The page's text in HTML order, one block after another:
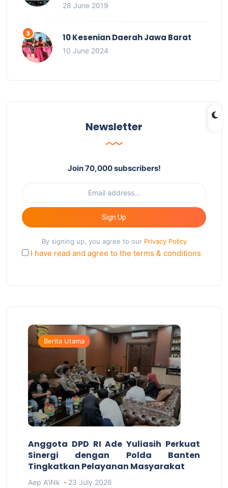
28 June 2019
10 Kesenian Daerah Jawa Barat
10 June 2024
Newsletter
Join 70,000 subscribers!
Sign Up
By signing up, you agree to our Privacy Policy
I have read and agree to the terms & conditions
Berita Utama
Anggota DPD RI Ade Yuliasih Perkuat
Sinergi dengan Polda Banten
Tingkatkan Pelayanan Masyarakat
Aep A'iNk 23 July 2026